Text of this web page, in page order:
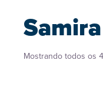
Mostrando todos os